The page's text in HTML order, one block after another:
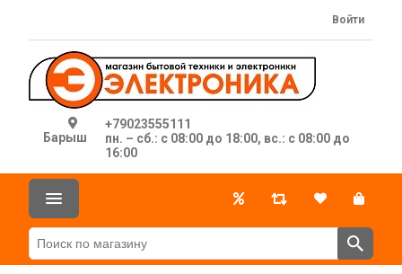
Барыш
+79023555111
пн. – сб.: с 08:00 до 18:00, вс.: с 08:00 до
16:00
Войти